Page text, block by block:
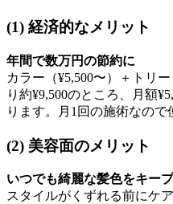
(1) 経済的なメリット
年間で数万円の節約に
カラー（¥5,500〜）＋トリ
り約¥9,500のところ、月額
ります。
月1回の施術なので
(2) 美容面のメリット
いつでも綺麗な髪色をキー
スタイルがくずれる前にケ